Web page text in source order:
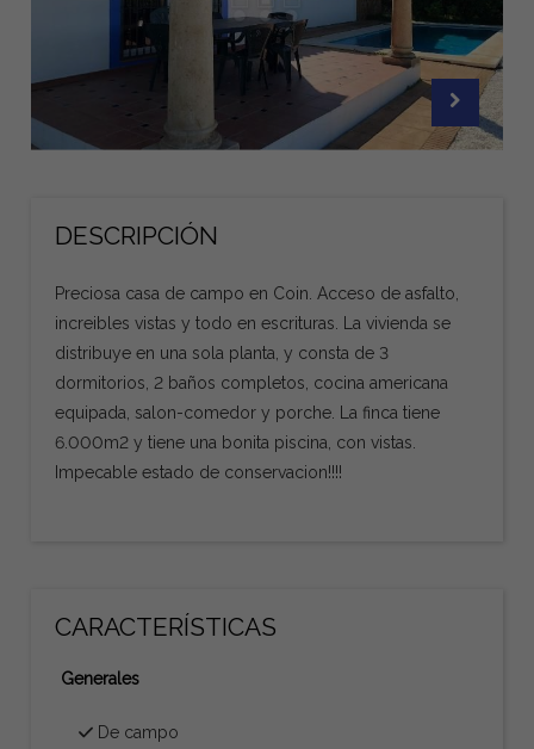
DESCRIPCIÓN
Preciosa casa de campo en Coin. Acceso de asfalto,
increibles vistas y todo en escrituras. La vivienda se
distribuye en una sola planta, y consta de 3
dormitorios, 2 baños completos, cocina americana
equipada, salon-comedor y porche. La finca tiene
6.000m2 y tiene una bonita piscina, con vistas.
Impecable estado de conservacion!!!!
CARACTERÍSTICAS
Generales
De campo